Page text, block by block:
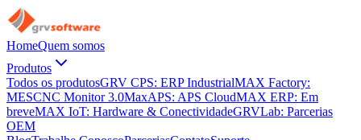
HomeQuem somos
Produtos
Todos os produtosGRV CPS: ERP IndustrialMAX Factory:
MESCNC Monitor 3.0MaxAPS: APS CloudMAX ERP: Em
breveMAX IoT: Hardware & ConectividadeGRVLab: Parcerias
OEM